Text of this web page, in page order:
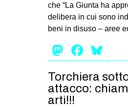
EVENTI
tw
che “La Giunta ha
delibera in cui sono
beni in disuso – aree
Mastodon
Torchiera
attacco:
arti!!!